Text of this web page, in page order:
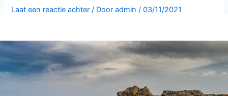
Laat een reactie achter / Dooradmin/03/11/2021